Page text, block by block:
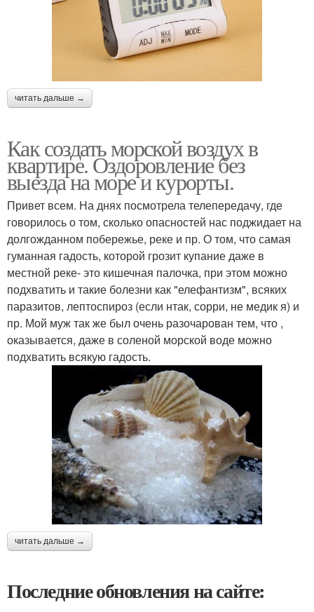
читать дальше →
Как создать морской воздух в
квартире. Оздоровление без
выезда на море и курорты.
Привет всем. На днях посмотрела телепередачу, где
говорилось о том, сколько опасностей нас поджидает на
долгожданном побережье, реке и пр. О том, что самая
гуманная гадость, которой грозит купание даже в
местной реке- это кишечная палочка, при этом можно
подхватить и такие болезни как "елефантизм", всяких
паразитов, лептоспироз (если нтак, сорри, не медик я) и
пр. Мой муж так же был очень разочарован тем, что ,
оказывается, даже в соленой морской воде можно
подхватить всякую гадость.
читать дальше →
Последние обновления на сайте: